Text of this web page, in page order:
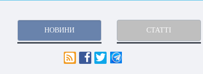
НОВИНИ СТАТТІ